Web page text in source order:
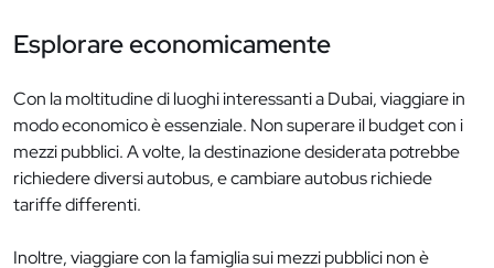
Esplorare economicamente
Con la moltitudine di luoghi interessanti a Dubai, viaggiare in
modo economico è essenziale. Non superare il budget con i
mezzi pubblici. A volte, la destinazione desiderata potrebbe
richiedere diversi autobus, e cambiare autobus richiede
tariffe differenti.
Inoltre, viaggiare con la famiglia sui mezzi pubblici non è